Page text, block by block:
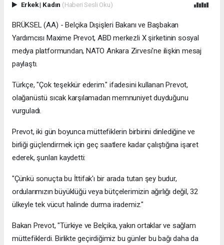
Erkek| Kadın (Haberi Sesli Oku)
BRÜKSEL (AA) - Belçika Dışişleri Bakanı ve Başbakan
Yardımcısı Maxime Prevot, ABD merkezli X şirketinin sosyal
medya platformundan, NATO Ankara Zirvesi'ne ilişkin mesaj
paylaştı.
Türkçe, "Çok teşekkür ederim." ifadesini kullanan Prevot,
olağanüstü sıcak karşılamadan memnuniyet duyduğunu
vurguladı.
Prevot, iki gün boyunca müttefiklerin birbirini dinlediğine ve
birliği güçlendirmek için geç saatlere kadar çalıştığına işaret
ederek, şunları kaydetti:
"Çünkü sonuçta bu İttifak'ı bir arada tutan şey budur,
ordularımızın büyüklüğü veya bütçelerimizin ağırlığı değil, 32
ülkeyle tek vücut halinde durma irademiz."
Bakan Prevot, "Türkiye ve Belçika, yakın ortaklar ve sağlam
müttefiklerdi. Birlikte geçirdiğimiz bu günler bu bağı daha da